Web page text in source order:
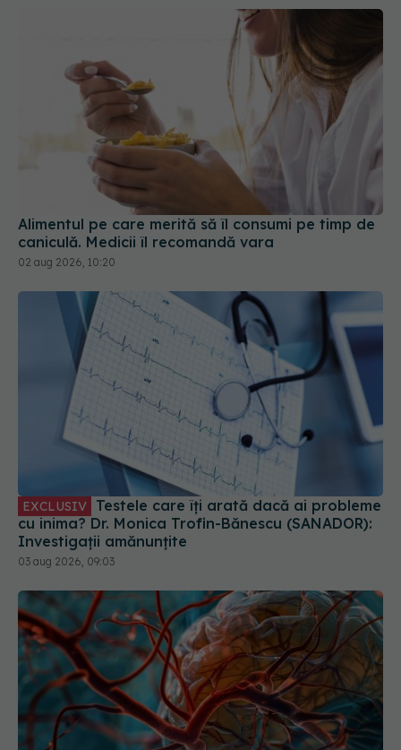
Alimentul pe care merită să îl consumi pe timp de
caniculă. Medicii îl recomandă vara
02 aug 2026, 10:20
cu inima? Dr. Monica Trofin-Bănescu (SANADOR):
Investigații amănunțite
03 aug 2026, 09:03